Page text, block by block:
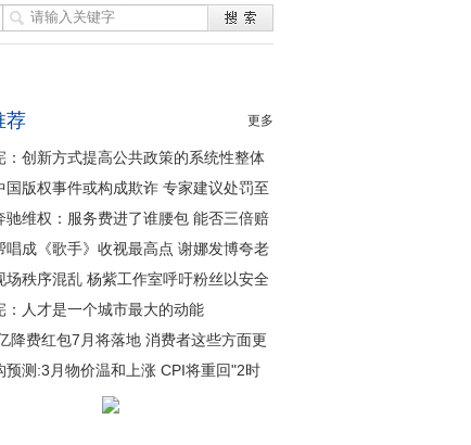
荐 更多
：创新方式提高公共政策的系统性整体
国版权事件或构成欺诈 专家建议处罚至
驰维权：服务费进了谁腰包 能否三倍赔
唱成《歌手》收视最高点 谢娜发博夸老
场秩序混乱 杨紫工作室呼吁粉丝以安全
：人才是一个城市最大的动能
降费红包7月将落地 消费者这些方面更
预测:3月物价温和上涨 CPI将重回"2时